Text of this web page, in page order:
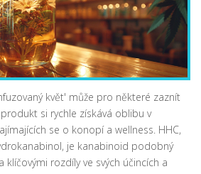
květ' může pro některé zaznít
si rychle získává oblibu v
se o konopí a wellness. HHC,
je kanabinoid podobný
klíčovými rozdíly ve svých účincích a